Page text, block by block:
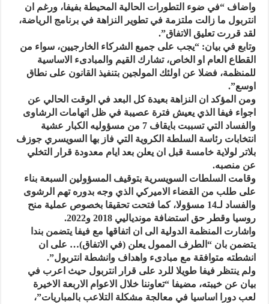
واضاف “في ضوء التطورات الحالية المحيطة بفيفا، ورغم ان
انتربول ما زالت ملتزمة في تطوير النزاهة في برنامج الرياضة،
لقد قررت تعليق الاتفاق”.
وتابع في بيان: “يجب على جميع الشركاء الخارجيين، سواء من
القطاع العام او الخاص، تشارك القيم والمبادىء الاساسية
للمنظمة، فضلا عن اولئك المولجين بتنفيذ القانون على نطاق
اوسع”.
ومن المؤكد ان النزاهة بعيدة كل البعد في الوقت الحالي عن
اجواء فيفا الذي يعيش فترة عصيبة في ظل اتهامات الرشاوى
والفساد التي تسببت بايقاف 7 من مسؤوليه الكبار عشية
انتخابات رئاسة السلطة الكروية التي فاز بها السويسري جوزف
بلاتر لولاية خامسة قبل ان يعلن بعد ايام معدودة قرار التخلي
عن منصبه.
وقامت السلطات السويسرية بتوقيف المسؤولين السبعة بناء
على طلب من القضاء الاميركي الذي وجه بدوره تهم الرشوى
والفساد لـ14 مسؤولا، كما فتحت تحقيقا بخصوص عملية منح
روسيا وقطر حق استضافة موندياليي 2018 و2022.
واشارت المنظمة الدولية الى ان اتفاقها مع فيفا يتضمن بندا
يتضمن بان “الطرف الممول يعلن (في الاتفاق)… على ان
انشطته متوافقة مع مبادىء واهداف وانشطة انتربول”.
ولم ينتظر فيفا طويلا للرد على قرار انتربول حيث اعرب في
بيان عن خيبته، مضيفا “تعاوننا خلال الاعوام الاربعة الاخيرة
لعب دورا اساسيا في معالجة مشكلة التلاعب بالمباريات”،